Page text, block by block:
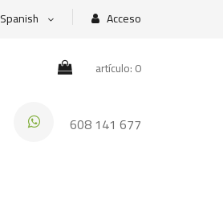
Spanish Acceso
artículo: 0
608 141 677